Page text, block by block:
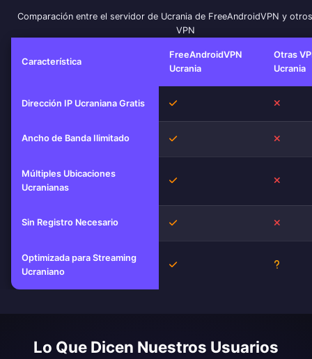
Comparación entre el servidor de Ucrania de FreeAndroidVPN y
VPN
Característica
FreeAndroidVPN
Ucrania
Otras
Ucrania
Dirección IP Ucraniana Gratis Sí
Ancho de Banda Ilimitado Sí
Múltiples Ubicaciones
Ucranianas
Sí
Sin Registro Necesario Sí
Optimizada para Streaming
Ucraniano
Sí
Lo Que Dicen Nuestros Usuarios